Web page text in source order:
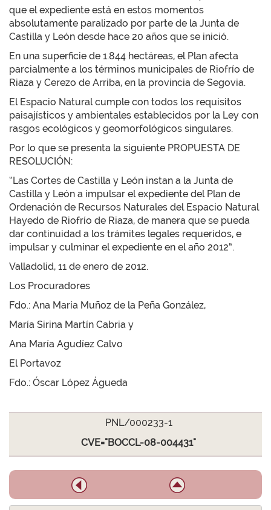
que el expediente está en estos momentos
absolutamente paralizado por parte de la Junta de
Castilla y León desde hace 20 años que se inició.
En una superficie de 1.844 hectáreas, el Plan afecta
parcialmente a los términos municipales de Riofrío de
Riaza y Cerezo de Arriba, en la provincia de Segovia.
El Espacio Natural cumple con todos los requisitos
paisajísticos y ambientales establecidos por la Ley con
rasgos ecológicos y geomorfológicos singulares.
Por lo que se presenta la siguiente PROPUESTA DE
RESOLUCIÓN:
“Las Cortes de Castilla y León instan a la Junta de
Castilla y León a impulsar el expediente del Plan de
Ordenación de Recursos Naturales del Espacio Natural
Hayedo de Riofrío de Riaza, de manera que se pueda
dar continuidad a los trámites legales requeridos, e
impulsar y culminar el expediente en el año 2012”.
Valladolid, 11 de enero de 2012.
Los Procuradores
Fdo.: Ana María Muñoz de la Peña González,
María Sirina Martín Cabria y
Ana María Agudíez Calvo
El Portavoz
Fdo.: Óscar López Águeda
PNL/000233-1
CVE="BOCCL-08-004431"